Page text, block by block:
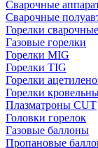
Сварочные
Сварочные
Горелки
Газовые горелки
Горелки MIG
Горелки TIG
Горелки
Горелки
Плазматроны CUT
Головки горелок
Газовые баллоны
Пропановые